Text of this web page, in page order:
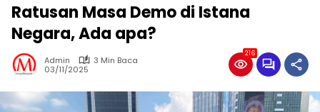
Ratusan Masa Demo di Istana
Negara, Ada apa?
Admin
3 Min Baca
03/11/2025
216